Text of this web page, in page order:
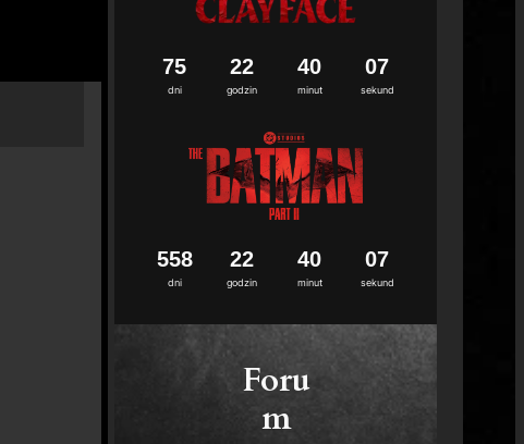
dni
75
godzin
22
minut
40
sekund
06
dni
558
godzin
22
minut
40
sekund
06
Foru
m